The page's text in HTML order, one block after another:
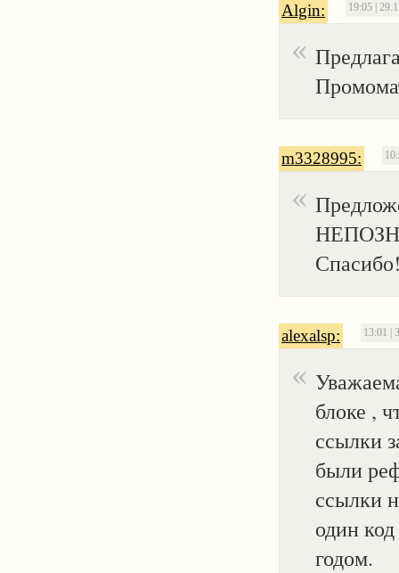
Algin: 19:05 |
m3328995:
alexalsp: 13:01 |
блоке ,
ссылки
были
ссылки
один
годом.